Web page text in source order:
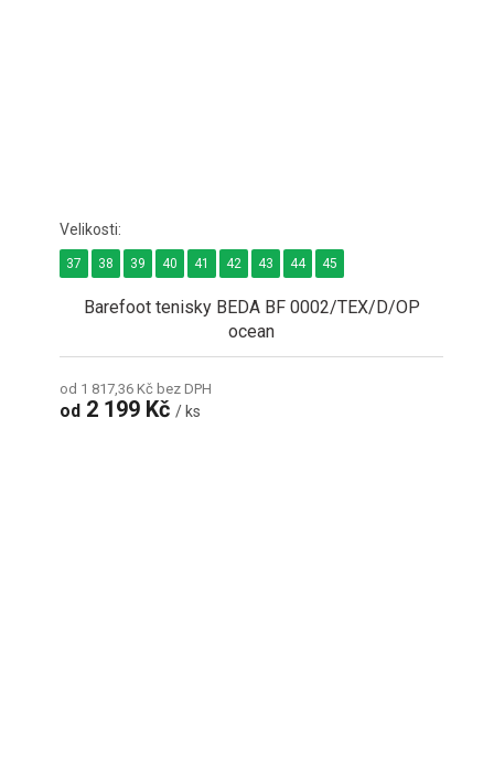
Barefoot tenisky BEDA BF 0002/TEX/D/OP
ocean
od 1 817,36 Kč bez DPH
od 2 199 Kč/ ks
37 38 39 40 41 42 43 44 45